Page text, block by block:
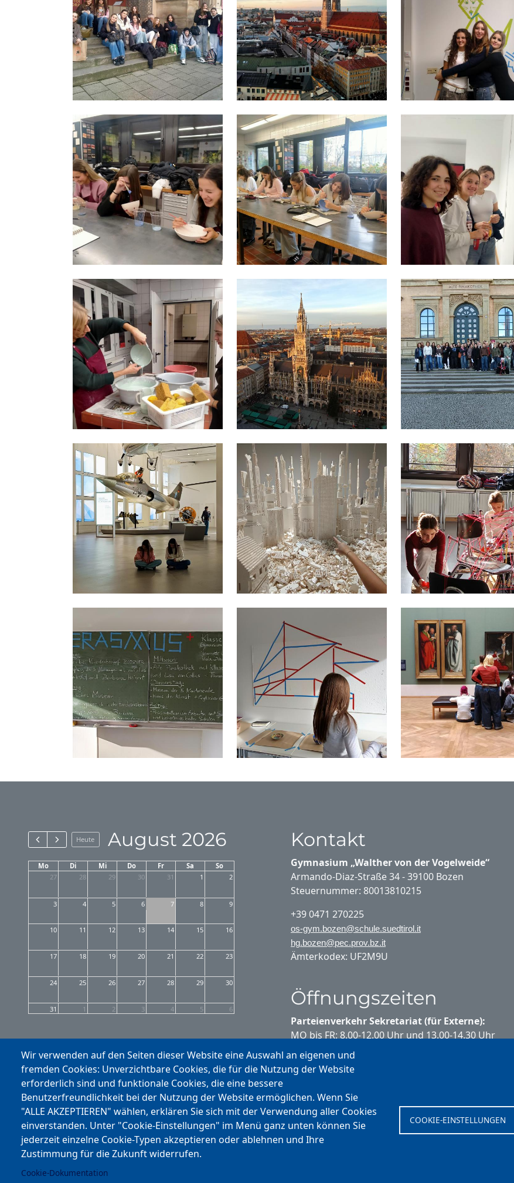
Wir verwenden auf den Seiten dieser Website eine Auswahl an eigenen und
fremden Cookies: Unverzichtbare Cookies, die für die Nutzung der Website
erforderlich sind und funktionale Cookies, die eine bessere
Benutzerfreundlichkeit bei der Nutzung der Website ermöglichen. Wenn Sie
"ALLE AKZEPTIEREN" wählen, erklären Sie sich mit der Verwendung aller Cookies
einverstanden. Unter "Cookie-Einstellungen" im Menü ganz unten können Sie
jederzeit einzelne Cookie-Typen akzeptieren oder ablehnen und Ihre
Zustimmung für die Zukunft widerrufen.
Cookie-Dokumentation
COOKIE-EINSTELLUNGEN
Heute August 2026
Mo Di Mi Do Fr Sa
So
27
28 29 30 31 1 2
3 4 5 6 7 8 9
10 11 12 13 14 15 16
17 18 19 20 21 22 23
24 25 26 27 28 29 30
31 1 2 3 4 5 6
Kontakt
Gymnasium „Walther von der Vogelweide“
Armando-Diaz-Straße 34 - 39100 Bozen
Steuernummer: 80013810215
+39 0471 270225
os-gym.bozen@schule.suedtirol.it
hg.bozen@pec.prov.bz.it
Ämterkodex: UF2M9U
Öffnungszeiten
Parteienverkehr Sekretariat (für Externe):
MO bis FR: 8.00-12.00 Uhr und 13.00-14.30 Uhr
Parteienverkehr Sekretariat (für
Schülerinnen und Schüler):
MO bis DO: 13.00-14.00 Uhr
Ferienstundenplan:
MO bis FR: 8.00-12.00 Uhr